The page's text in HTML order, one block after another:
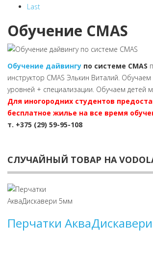
Last
Обучение CMAS
Обучение дайвингу по системе CMAS
инструктор CMAS Элькин Виталий.
уровней + специализации. Обучаем детей
Для иногородних студентов
бесплатное жилье на все время
т. +375 (29) 59-95-108
СЛУЧАЙНЫЙ ТОВАР НА
Перчатки